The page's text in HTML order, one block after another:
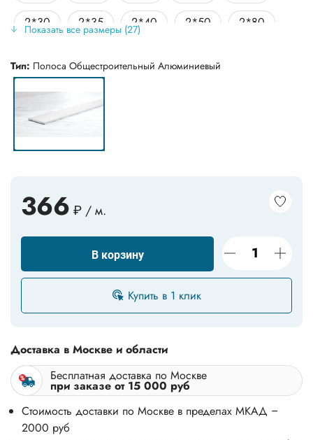
2*30
2*35 2*40 2*50
2*80
4*30
6*60
6*80
Показать все размеры (27)
Тип: Полоса Общестроительный Алюминиевый
366 ₽ / м.
В корзину
Купить в 1 клик
Доставка в Москве и области
Бесплатная доставка по Москве
при заказе от 15 000 руб
Стоимость доставки по Москве в пределах МКАД –
2000 руб